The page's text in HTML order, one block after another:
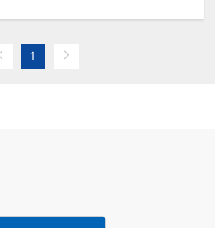
象期間内ご出産、ご申請された
※ご両親ともに会員様の場合でも、
1